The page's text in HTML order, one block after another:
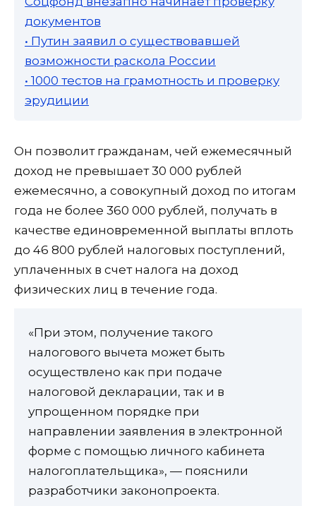
документов
• Путин заявил о существовавшей
возможности раскола России
• 1000 тестов на грамотность и проверку
эрудиции
Он позволит гражданам, чей ежемесячный
доход не превышает 30 000 рублей
ежемесячно, а совокупный доход по итогам
года не более 360 000 рублей, получать в
качестве единовременной выплаты вплоть
до 46 800 рублей налоговых поступлений,
уплаченных в счет налога на доход
физических лиц в течение года.
«При этом, получение такого
налогового вычета может быть
осуществлено как при подаче
налоговой декларации, так и в
упрощенном порядке при
направлении заявления в электронной
форме с помощью личного кабинета
налогоплательщика», — пояснили
разработчики законопроекта.